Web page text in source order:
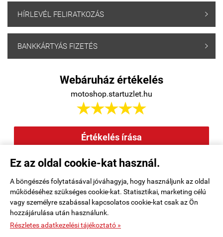
Ez az oldal cookie-kat használ.
A böngészés folytatásával jóváhagyja, hogy használjunk az oldal
működéséhez szükséges cookie-kat. Statisztikai, marketing célú
vagy személyre szabással kapcsolatos cookie-kat csak az Ön
hozzájárulása után használunk.
Részletes adatkezelési tájékoztató »
HÍRLEVÉL FELIRATKOZÁS 
BANKKÁRTYÁS FIZETÉS 
Webáruház értékelés
motoshop.startuzlet.hu

Értékelés írása
Rendelési feltételek|Elérhetőségek|Kosár tartalma, megrendelés
Oldaltérkép|